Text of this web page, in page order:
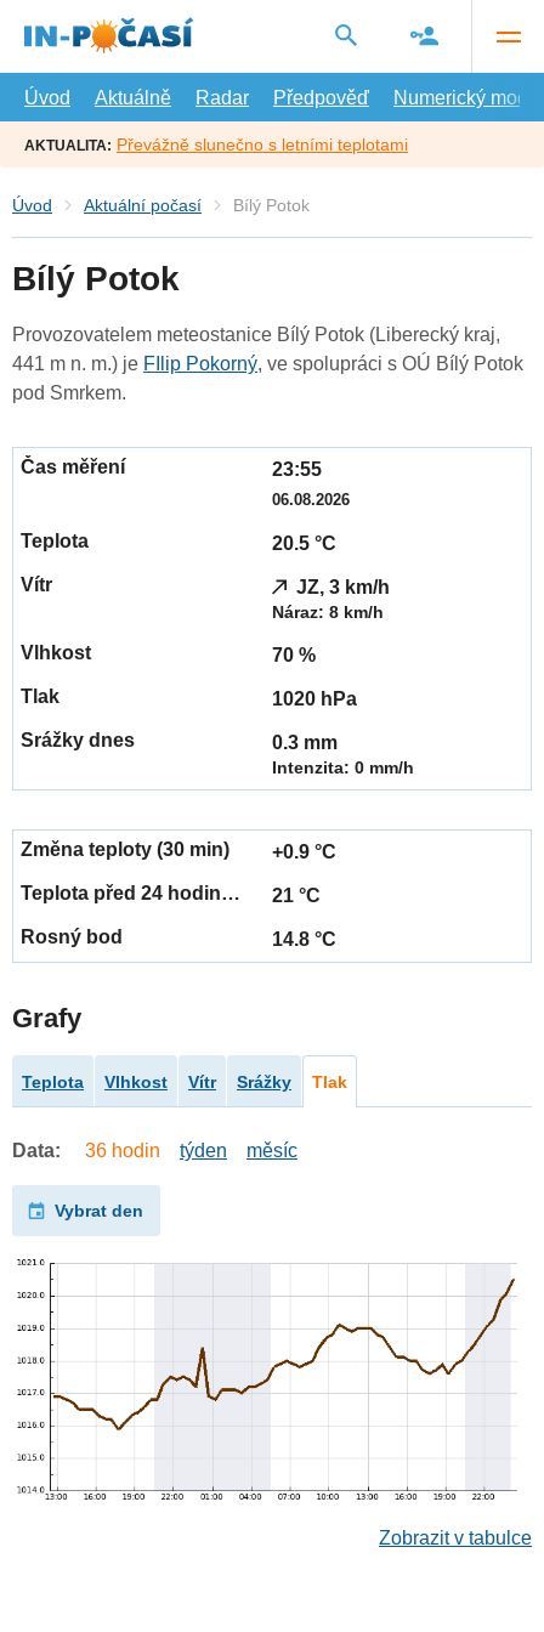
hlavní
Úvod
Aktuálně Radar Předpověď Numerický model
AKTUALITA: Převážně slunečno s letními teplotami
Úvod Aktuální počasí Bílý Potok
Bílý Potok
Provozovatelem meteostanice Bílý Potok (Liberecký kraj,
441 m n. m.) je FIlip Pokorný, ve spolupráci s OÚ Bílý Potok
pod Smrkem.
23:55
06.08.2026
20.5 °C
JZ, 3 km/h
Náraz: 8 km/h
70 %
1020 hPa
0.3 mm
Intenzita: 0 mm/h
+0.9 °C
21 °C
14.8 °C
Grafy
Teplota Vlhkost Vítr Srážky Tlak
Data: 36 hodin týden měsíc
Vybrat den
Zobrazit v tabulce